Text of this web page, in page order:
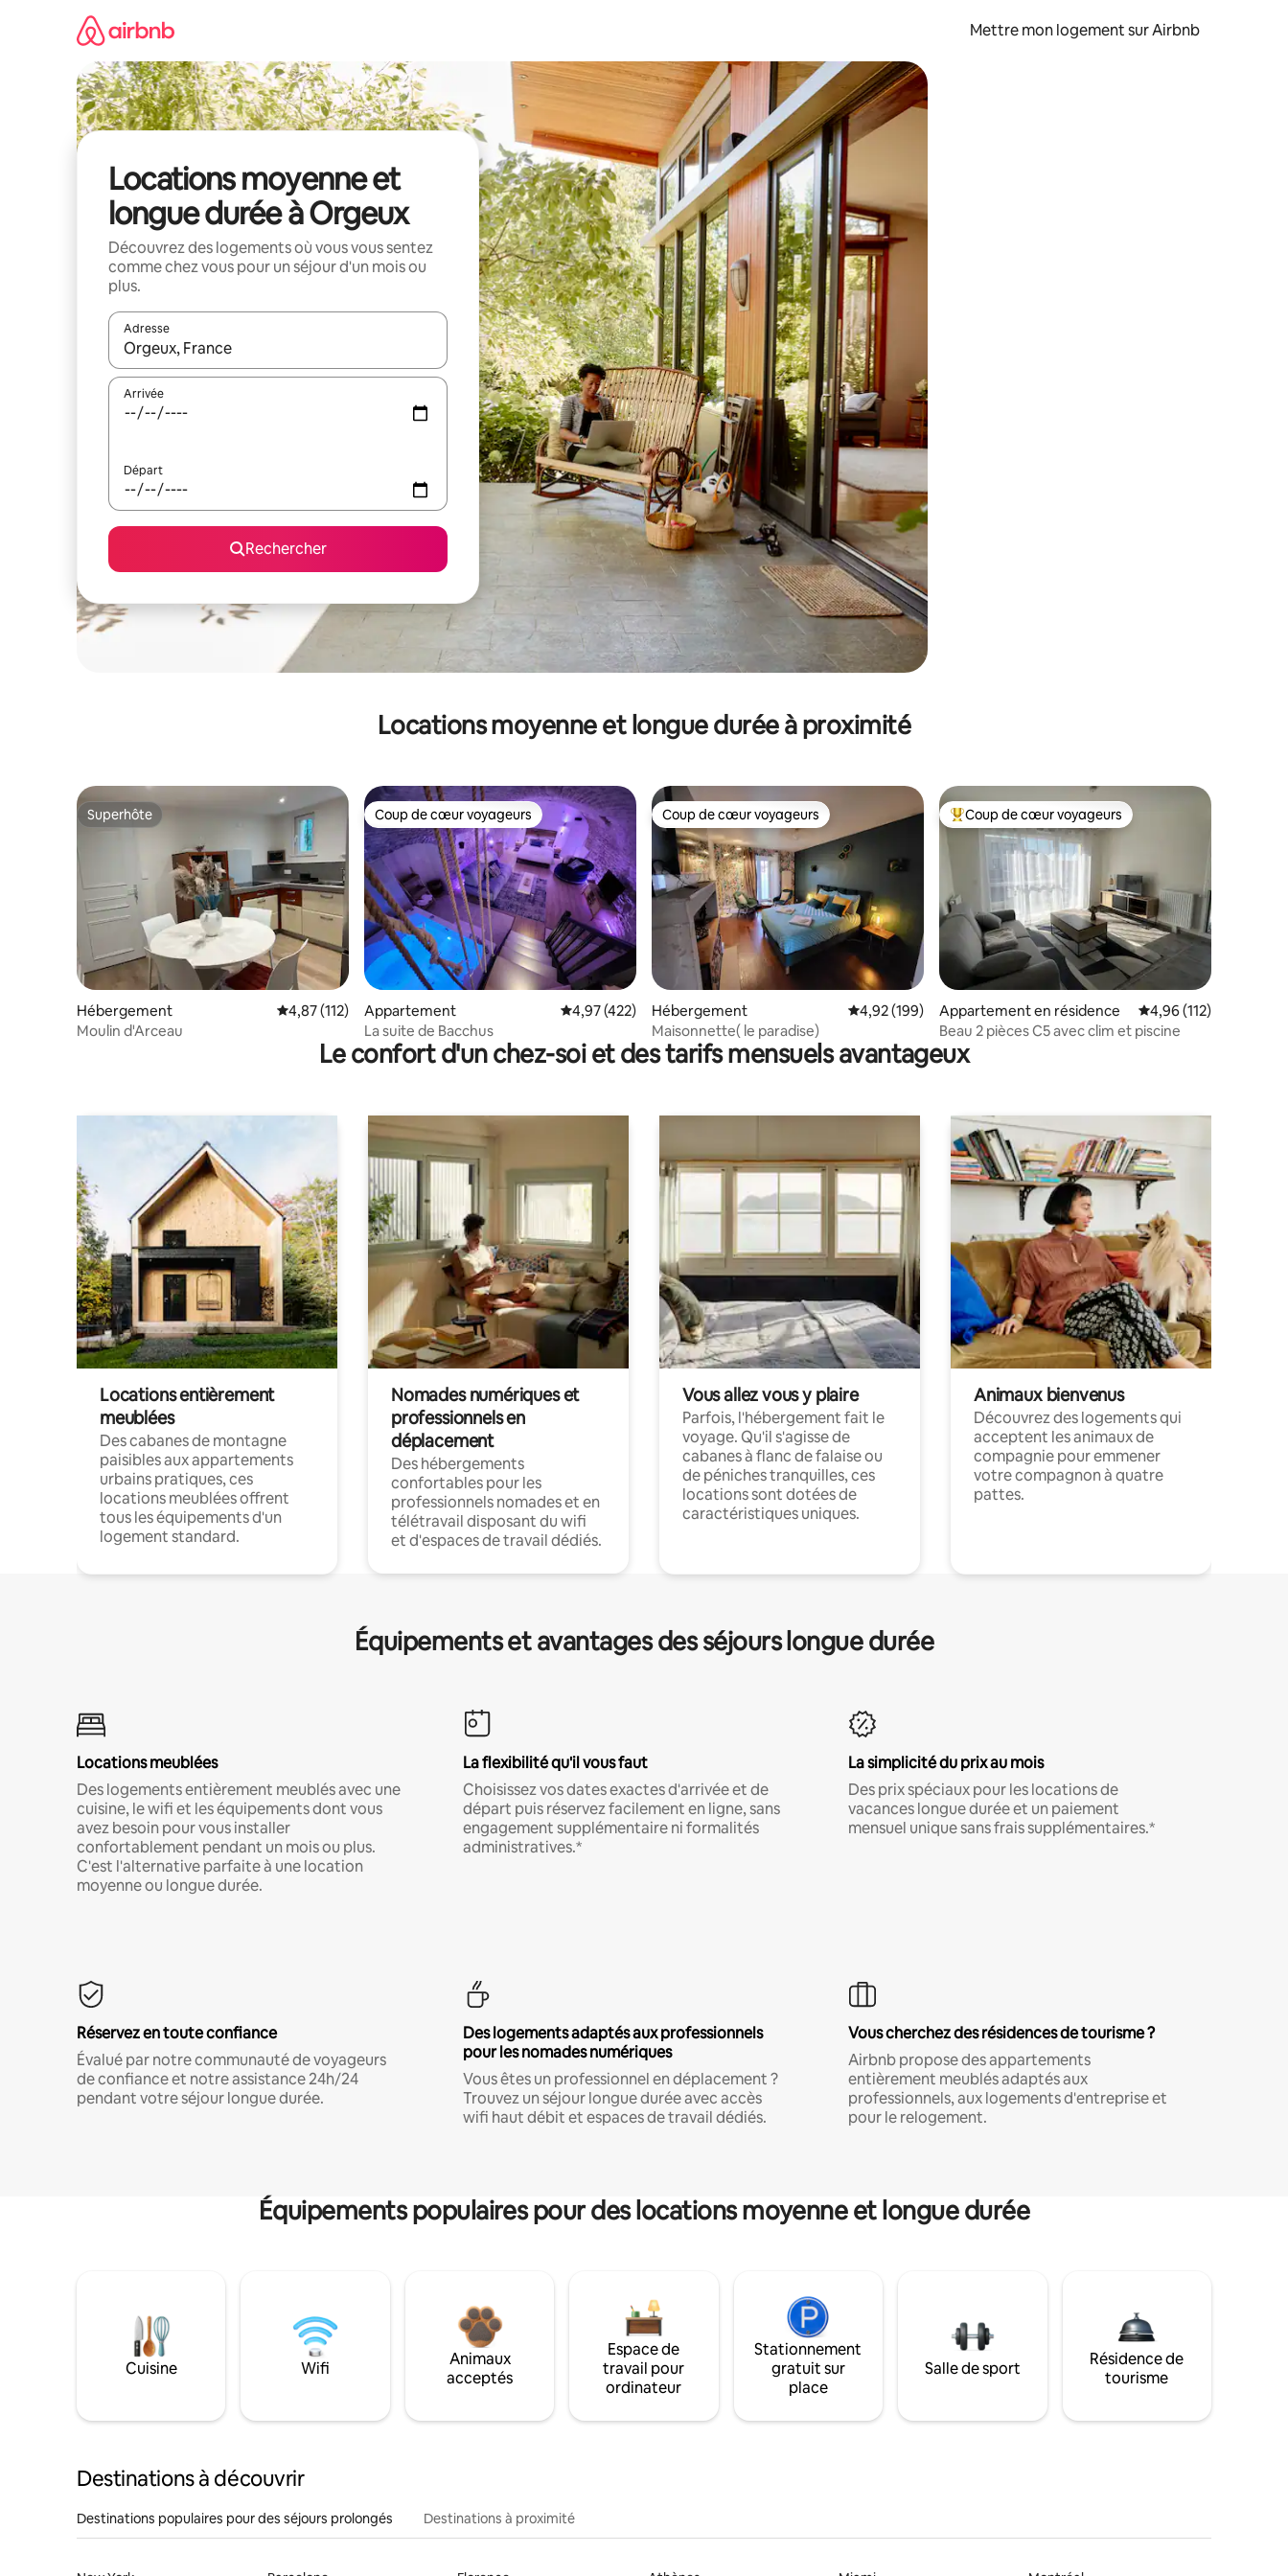
Mettre mon logement sur Airbnb
Locations moyenne et
longue durée à Orgeux
Découvrez des logements où vous vous sentez
comme chez vous pour un séjour d'un mois ou
plus.
Adresse
Lorsque les résultats s'affichent, utilisez les flèches vers le haut et vers le bas pour les parcourir ou en appuyant et en faisant glisser.
Arrivée
Départ
Rechercher
Locations moyenne et longue durée à proximité
Superhôte
Superhôte
Hébergement Évaluation moyenne sur la base de 112 commentaires : 4,87 sur 5
4,87 (112)
Moulin d'Arceau
Coup de cœur voyageurs
Coup de cœur voyageurs
Appartement Évaluation moyenne sur la base de 422 commentaires : 4,97 sur 5
4,97 (422)
La suite de Bacchus
Coup de cœur voyageurs
Coup de cœur voyageurs
Hébergement Évaluation moyenne sur la base de 199 commentaires : 4,92 sur 5
4,92 (199)
Maisonnette( le paradise)
Coups de cœur voyageurs les plus appréciés
Coup de cœur voyageurs
Appartement en résidence Évaluation moyenne
4,96 (112)
Beau 2 pièces C5 avec clim et piscine
Le confort d'un chez-soi et des tarifs mensuels avantageux
Locations entièrement
meublées
Des cabanes de montagne
paisibles aux appartements
urbains pratiques, ces
locations meublées offrent
tous les équipements d'un
logement standard.
Nomades numériques et
professionnels en
déplacement
Des hébergements
confortables pour les
professionnels nomades et en
télétravail disposant du wifi
et d'espaces de travail dédiés.
Vous allez vous y plaire
Parfois, l'hébergement fait le
voyage. Qu'il s'agisse de
cabanes à flanc de falaise ou
de péniches tranquilles, ces
locations sont dotées de
caractéristiques uniques.
Animaux bienvenus
Découvrez des logements qui
acceptent les animaux de
compagnie pour emmener
votre compagnon à quatre
pattes.
Équipements et avantages des séjours longue durée
Locations meublées
Des logements entièrement meublés avec une
cuisine, le wifi et les équipements dont vous
avez besoin pour vous installer
confortablement pendant un mois ou plus.
C'est l'alternative parfaite à une location
moyenne ou longue durée.
La flexibilité qu'il vous faut
Choisissez vos dates exactes d'arrivée et de
départ puis réservez facilement en ligne, sans
engagement supplémentaire ni formalités
administratives.*
La simplicité du prix au mois
Des prix spéciaux pour les locations de
vacances longue durée et un paiement
mensuel unique sans frais supplémentaires.*
Réservez en toute confiance
Évalué par notre communauté de voyageurs
de confiance et notre assistance 24h/24
pendant votre séjour longue durée.
Des logements adaptés aux professionnels
pour les nomades numériques
Vous êtes un professionnel en déplacement ?
Trouvez un séjour longue durée avec accès
wifi haut débit et espaces de travail dédiés.
Vous cherchez des résidences de tourisme ?
Airbnb propose des appartements
entièrement meublés adaptés aux
professionnels, aux logements d'entreprise et
pour le relogement.
Équipements populaires pour des locations moyenne et longue durée
Cuisine Wifi
Animaux
acceptés
Espace de
travail pour
ordinateur
Stationnement
gratuit sur
place
Salle de sport
Résidence de
tourisme
Destinations à découvrir
Destinations populaires pour des séjours prolongés Destinations à proximité